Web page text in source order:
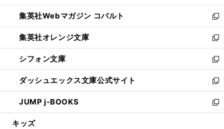
開
く
ウ
で
開
く
ン
ド
ウ
で
開
く
ウ
ィ
ン
ド
ウ
で
開
く
集英社Webマガジン コバルト
新
し
い
ウ
ィ
ン
ド
ウ
で
開
集英社オレンジ文庫
新
し
い
ウ
ィ
ン
ド
ウ
シフォン文庫
新
し
い
ウ
ィ
ン
ダッシュエックス文庫公式サイト
新
し
い
ウ
JUMP j-BOOKS
新
し
キッズ